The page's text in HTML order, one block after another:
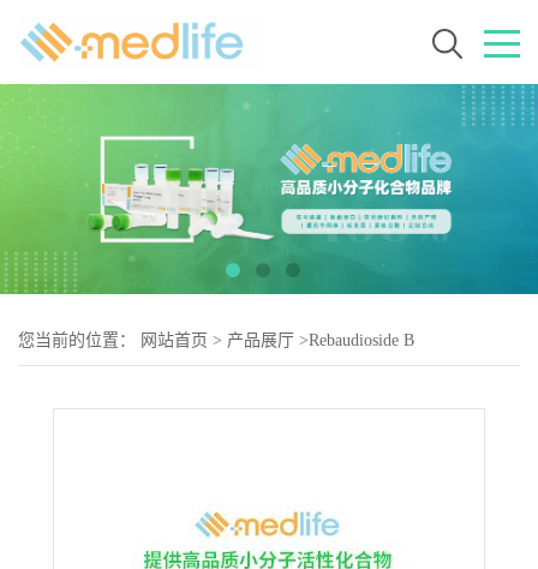
您当前的位置： 网站首页 > 产品展厅 >Rebaudioside B